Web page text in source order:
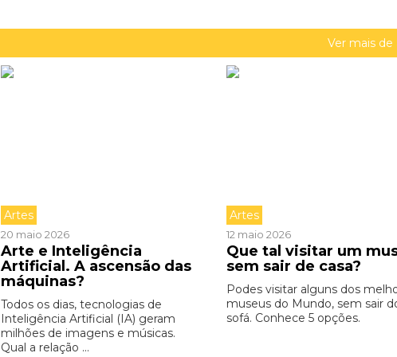
Ver mais de
Artes
20 maio 2026
Arte e Inteligência
Artificial. A ascensão das
máquinas?
Todos os dias, tecnologias de
Inteligência Artificial (IA) geram
milhões de imagens e músicas.
Qual a relação ...
Artes
12 maio 2026
Que tal visitar um
sem sair de casa?
Podes visitar alguns dos
museus do Mundo, sem sair
sofá. Conhece 5 opções.